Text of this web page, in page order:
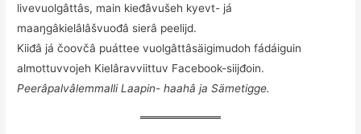
livevuolgâttâs, main kieđâvušeh kyevt- já
maaŋgâkielâlâšvuođâ sierâ peelijd.
Kiiđâ já čoovčâ puáttee vuolgâttâsäigimudoh fádáiguin
almottuvvojeh Kielâravviittuv Facebook-siijđoin.
Peerâpalvâlemmalli Laapin- haahâ ja Sämetigge.